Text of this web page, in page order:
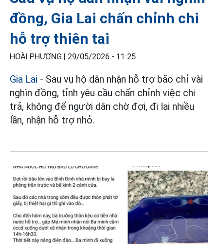
đồng, Gia Lai chấn chỉnh chi
hỗ trợ thiên tai
HOÀI PHƯƠNG | 29/05/2026 - 11:25
Gia Lai - Sau vụ hộ dân nhận hỗ trợ bão chỉ vài
nghìn đồng, tỉnh yêu cầu chấn chỉnh việc chi
trả, không để người dân chờ đợi, đi lại nhiều
lần, nhận hỗ trợ nhỏ.